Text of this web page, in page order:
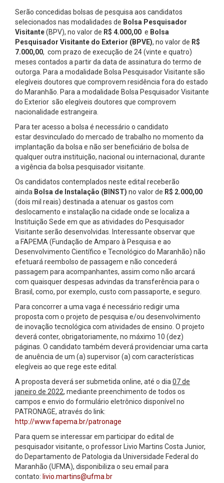
Serão concedidas bolsas de pesquisa aos candidatos
selecionados nas modalidades de Bolsa Pesquisador
Visitante(BPV), no valor de R$ 4.000,00 e Bolsa
Pesquisador Visitante do Exterior (BPVE), no valor de R$
7.000,00, com prazo de execução de 24 (vinte e quatro)
meses contados a partir da data de assinatura do termo de
outorga. Para a modalidade Bolsa Pesquisador Visitante são
elegíveis doutores que comprovem residência fora do estado
do Maranhão. Para a modalidade Bolsa Pesquisador Visitante
do Exterior são elegíveis doutores que comprovem
nacionalidade estrangeira.
Para ter acesso a bolsa é necessário o candidato
estar desvinculado do mercado de trabalho no momento da
implantação da bolsa e não ser beneficiário de bolsa de
qualquer outra instituição, nacional ou internacional, durante
a vigência da bolsa pesquisador visitante.
Os candidatos contemplados neste edital receberão
ainda Bolsa de Instalação (BINST) no valor de R$ 2.000,00
(dois mil reais) destinada a atenuar os gastos com
deslocamento e instalação na cidade onde se localiza a
Instituição Sede em que as atividades do Pesquisador
Visitante serão desenvolvidas. Interessante observar que
a FAPEMA (Fundação de Amparo à Pesquisa e ao
Desenvolvimento Científico e Tecnológico do Maranhão) não
efetuará reembolso de passagem e não concederá
passagem para acompanhantes, assim como não arcará
com quaisquer despesas advindas da transferência para o
Brasil, como, por exemplo, custo com passaporte, e seguro.
Para concorrer a uma vaga é necessário redigir uma
proposta com o projeto de pesquisa e/ou desenvolvimento
de inovação tecnológica com atividades de ensino. O projeto
deverá conter, obrigatoriamente, no máximo 10 (dez)
páginas. O candidato também deverá providenciar uma carta
de anuência de um (a) supervisor (a) com características
elegíveis ao que rege este edital.
A proposta deverá ser submetida online, até o dia 07 de
janeiro de 2022, mediante preenchimento de todos os
campos e envio do formulário eletrônico disponível no
PATRONAGE, através do link:
http://www.fapema.br/patronage
Para quem se interessar em participar do edital de
pesquisador visitante, o professor Livio Martins Costa Junior,
do Departamento de Patologia da Universidade Federal do
Maranhão (UFMA), disponibiliza o seu email para
contato: livio.martins@ufma.br